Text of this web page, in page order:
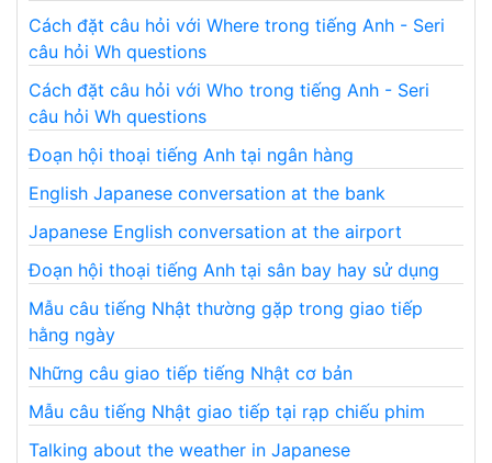
Cách đặt câu hỏi với Where trong tiếng Anh - Seri
câu hỏi Wh questions
Cách đặt câu hỏi với Who trong tiếng Anh - Seri
câu hỏi Wh questions
Đoạn hội thoại tiếng Anh tại ngân hàng
English Japanese conversation at the bank
Japanese English conversation at the airport
Đoạn hội thoại tiếng Anh tại sân bay hay sử dụng
Mẫu câu tiếng Nhật thường gặp trong giao tiếp
hằng ngày
Những câu giao tiếp tiếng Nhật cơ bản
Mẫu câu tiếng Nhật giao tiếp tại rạp chiếu phim
Talking about the weather in Japanese